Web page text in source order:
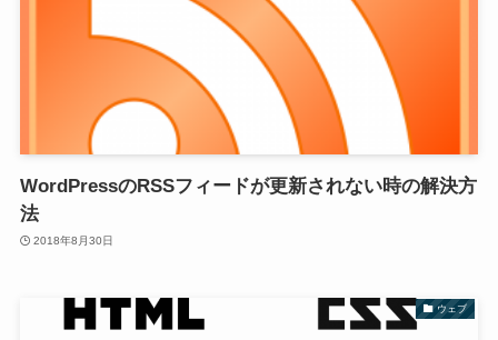
WordPressのRSSフィードが更新されない時の解決方
法
2018年8月30日
ウェブ